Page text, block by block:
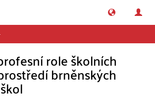
role školních
brněnských